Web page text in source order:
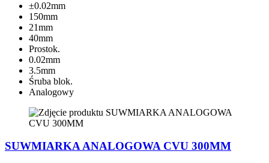
±0.02mm
150mm
21mm
40mm
Prostok.
0.02mm
3.5mm
Śruba blok.
Analogowy
SUWMIARKA ANALOGOWA CVU 300MM